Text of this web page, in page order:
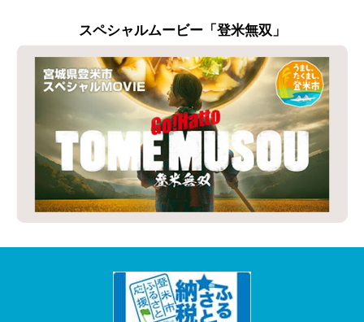
スペシャルムービー「登米無双」